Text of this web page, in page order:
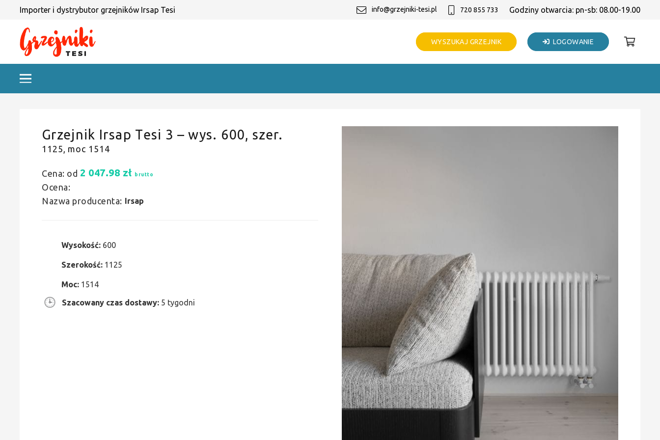
Importer i dystrybutor grzejników Irsap Tesi info@grzejniki-tesi.pl 720 855 733 Godziny otwarcia: pn-sb: 08.00-19.00
WYSZUKAJ GRZEJNIK LOGOWANIE
Grzejnik Irsap Tesi 3 – wys. 600, szer.
1125, moc 1514
Cena: od 2 047.98 zł brutto
Ocena:
Nazwa producenta: Irsap
Wysokość: 600
Szerokość: 1125
Moc: 1514
Szacowany czas dostawy: 5 tygodni